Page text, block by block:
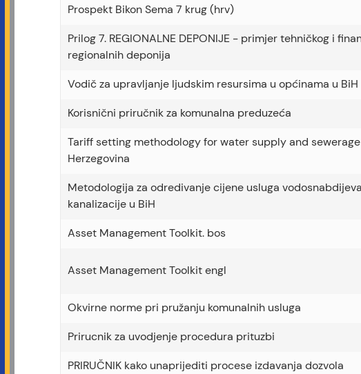
Prospekt Bikon Sema 7 krug (hrv)
Prilog 7. REGIONALNE DEPONIJE - primjer tehničkog i
regionalnih deponija
Vodič za upravljanje ljudskim resursima u općinama u BiH
Korisnični priručnik za komunalna preduzeća
Tariff setting methodology for water supply and
Herzegovina
Metodologija za odredivanje cijene usluga
kanalizacije u BiH
Asset Management Toolkit. bos
Asset Management Toolkit engl
Okvirne norme pri pružanju komunalnih usluga
Prirucnik za uvodjenje procedura prituzbi
PRIRUČNIK kako unaprijediti procese izdavanja dozvola